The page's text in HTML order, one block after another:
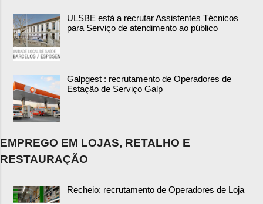
ULSBE está a recrutar Assistentes Técnicos
para Serviço de atendimento ao público
Galpgest : recrutamento de Operadores de
Estação de Serviço Galp
EMPREGO EM LOJAS, RETALHO E
RESTAURAÇÃO
Recheio: recrutamento de Operadores de Loja